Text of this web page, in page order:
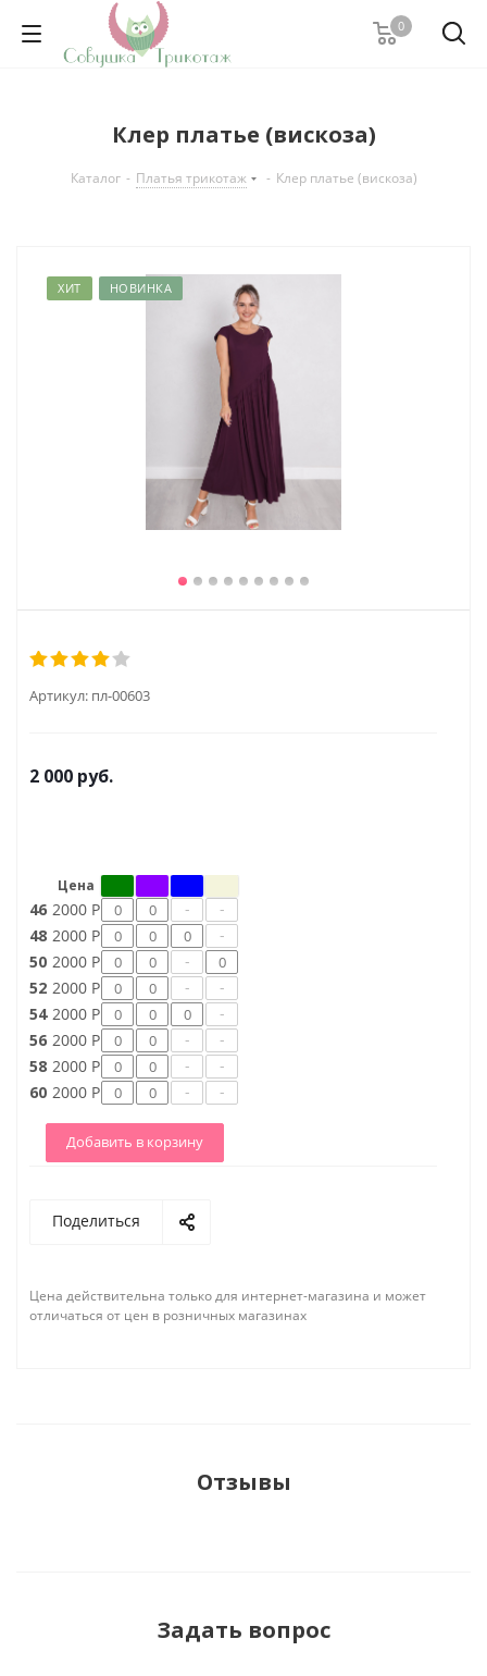
0
Клер платье (вискоза)
Каталог - Платья трикотаж - Клер платье (вискоза)
ХИТ НОВИНКА
Артикул: пл-00603
2 000 руб.
Цена
46 2000 Р -
-
48 2000 Р
-
50 2000 Р
-
52 2000 Р -
-
54 2000 Р
-
56 2000 Р -
-
58 2000 Р -
-
60 2000 Р - -
Добавить в корзину
Поделиться
Цена действительна только для интернет-магазина и может
отличаться от цен в розничных магазинах
Отзывы
Задать вопрос